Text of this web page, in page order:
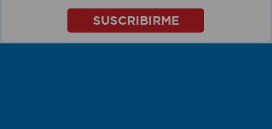
SUSCRIBIRME